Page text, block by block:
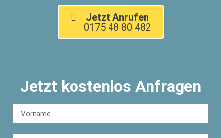
Jetzt Anrufen
0175 48 80 482
Jetzt kostenlos Anfragen